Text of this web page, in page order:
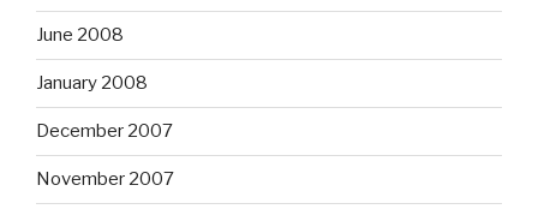
June 2008
January 2008
December 2007
November 2007